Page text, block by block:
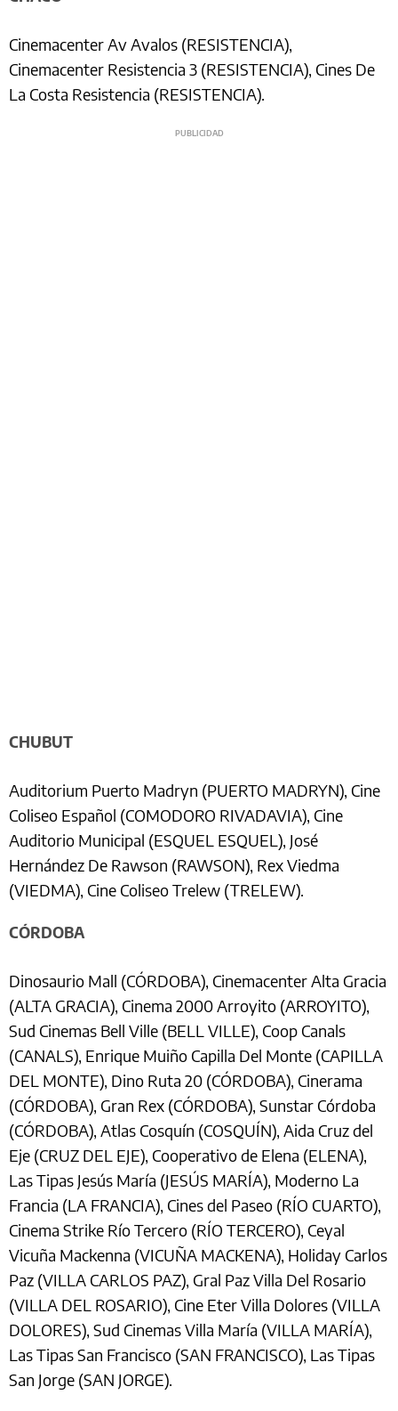
Cinemacenter Av Avalos (RESISTENCIA),
Cinemacenter Resistencia 3 (RESISTENCIA), Cines De
La Costa Resistencia (RESISTENCIA).
CHUBUT
Auditorium Puerto Madryn (PUERTO MADRYN), Cine
Coliseo Español (COMODORO RIVADAVIA), Cine
Auditorio Municipal (ESQUEL ESQUEL), José
Hernández De Rawson (RAWSON), Rex Viedma
(VIEDMA), Cine Coliseo Trelew (TRELEW).
CÓRDOBA
Dinosaurio Mall (CÓRDOBA), Cinemacenter Alta Gracia
(ALTA GRACIA), Cinema 2000 Arroyito (ARROYITO),
Sud Cinemas Bell Ville (BELL VILLE), Coop Canals
(CANALS), Enrique Muiño Capilla Del Monte (CAPILLA
DEL MONTE), Dino Ruta 20 (CÓRDOBA), Cinerama
(CÓRDOBA), Gran Rex (CÓRDOBA), Sunstar Córdoba
(CÓRDOBA), Atlas Cosquín (COSQUÍN), Aida Cruz del
Eje (CRUZ DEL EJE), Cooperativo de Elena (ELENA),
Las Tipas Jesús María (JESÚS MARÍA), Moderno La
Francia (LA FRANCIA), Cines del Paseo (RÍO CUARTO),
Cinema Strike Río Tercero (RÍO TERCERO), Ceyal
Vicuña Mackenna (VICUÑA MACKENA), Holiday Carlos
Paz (VILLA CARLOS PAZ), Gral Paz Villa Del Rosario
(VILLA DEL ROSARIO), Cine Eter Villa Dolores (VILLA
DOLORES), Sud Cinemas Villa María (VILLA MARÍA),
Las Tipas San Francisco (SAN FRANCISCO), Las Tipas
San Jorge (SAN JORGE).